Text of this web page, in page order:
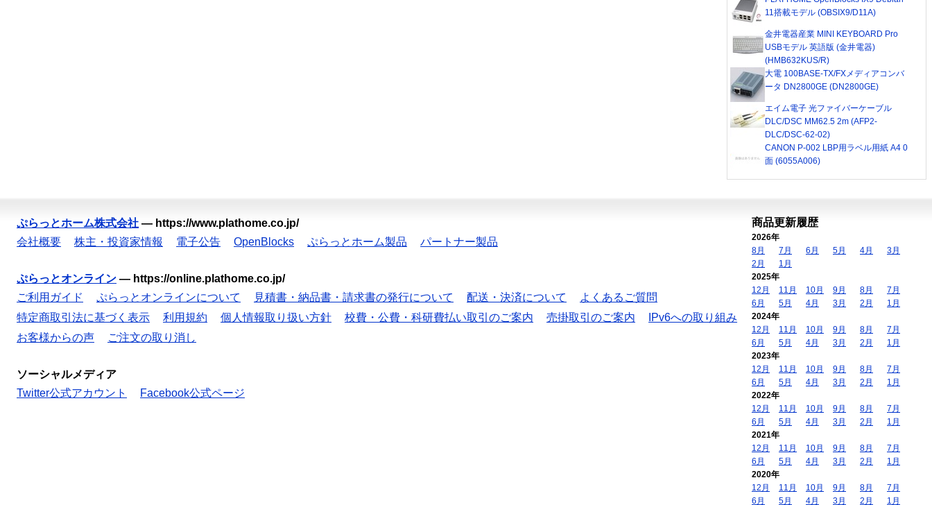
11搭載モデル (OBSIX9/D11A)
金井電器産業 MINI KEYBOARD Pro
USBモデル 英語版 (金井電器)
(HMB632KUS/R)
大電 100BASE-TX/FXメディアコンバ
ータ DN2800GE (DN2800GE)
エイム電子 光ファイバーケーブル
DLC/DSC MM62.5 2m (AFP2-
DLC/DSC-62-02)
CANON P-002 LBP用ラベル用紙 A4 0
面 (6055A006)
ぷらっとホーム株式会社 — https://www.plathome.co.jp/
会社概要
株主・投資家情報 電子公告 OpenBlocks ぷらっとホーム製品 パートナー製品
ぷらっとオンライン — https://online.plathome.co.jp/
ご利用ガイド
ぷらっとオンラインについて 見積書・納品書・請求書の発行について 配送・決済について
よくあるご質問
特定商取引法に基づく表示
利用規約 個人情報取り扱い方針 校費・公費・科研費払い取引のご案内 売掛取引のご案内
IPv6への取り組み
お客様からの声
ご注文の取り消し
ソーシャルメディア
Twitter公式アカウント
Facebook公式ページ
商品更新履歴
2026年
8月
7月 6月 5月 4月
3月
2月
1月
2025年
12月
11月 10月 9月 8月
7月
6月
5月 4月 3月 2月
1月
2024年
12月
11月 10月 9月 8月
7月
6月
5月 4月 3月 2月
1月
2023年
12月
11月 10月 9月 8月
7月
6月
5月 4月 3月 2月
1月
2022年
12月
11月 10月 9月 8月
7月
6月
5月 4月 3月 2月
1月
2021年
12月
11月 10月 9月 8月
7月
6月
5月 4月 3月 2月
1月
2020年
12月
11月 10月 9月 8月
7月
6月
5月 4月 3月 2月
1月